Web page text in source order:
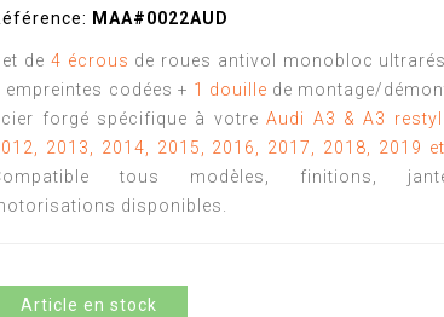
MAA#0022AUD
de 4 écrous de roues antivol monobloc
empreintes codées + 1 douille de montage/
forgé spécifique à votreAudi A3 & A3
2013, 2014, 2015, 2016, 2017, 2018, 2019
tous modèles, finitions,
disponibles.
Article en stock